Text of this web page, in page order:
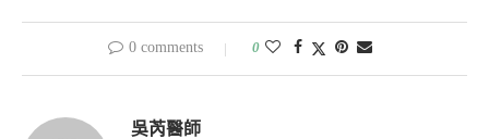
0 comments 0
吳芮醫師